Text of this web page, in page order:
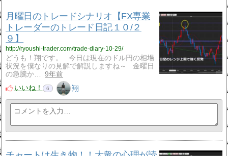
月曜日のトレードシナリオ【FX専業
トレーダーのトレード日記１０/２
９】
http://ryoushi-trader.com/trade-diary-10-29/
どうも！翔です。 今日は現在のドル円の相場
状況を僕なりの見解で解説しますね～ 金曜日
の急騰か…
9年前
いいね！
6 翔